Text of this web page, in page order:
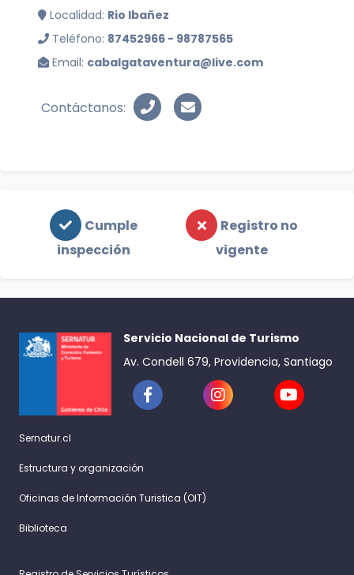
Localidad: Rio Ibañez
Teléfono: 87452966 - 98787565
Email: cabalgataventura@live.com
Contáctanos:
Cumple
inspección
Registro no
vigente
Servicio Nacional de Turismo
Av. Condell 679, Providencia, Santiago
Sernatur.cl
Estructura y organización
Oficinas de Información Turistica (OIT)
Biblioteca